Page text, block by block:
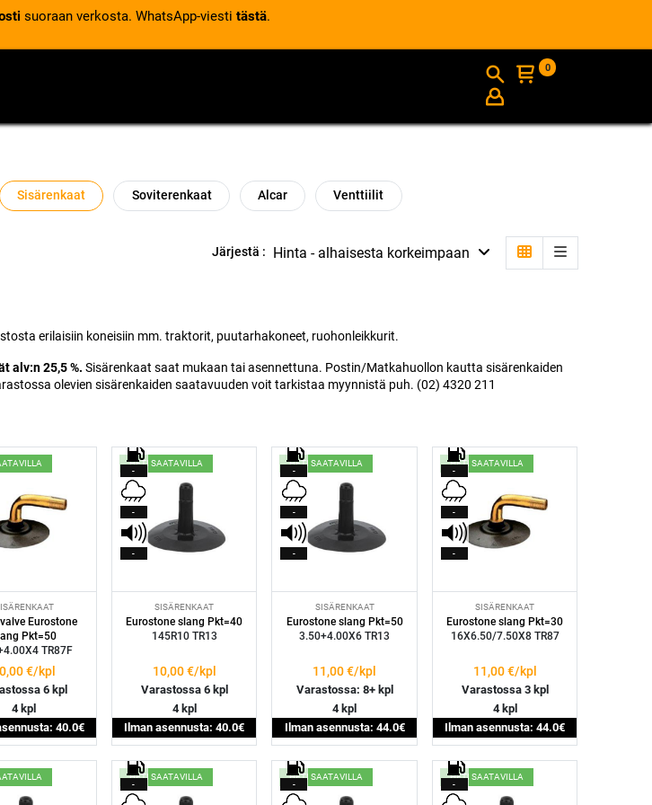
suoraan verkosta. WhatsApp-viesti tästä.
INFO
0
Sisärenkaat Soviterenkaat Alcar Venttiilit
Järjestä : Hinta - alhaisesta korkeimpaan
erilaisiin koneisiin mm. traktorit, puutarhakoneet, ruohonleikkurit.
alv:n 25,5 %. Sisärenkaat saat mukaan tai asennettuna. Postin/Matkahuollon kautta sisärenkaiden
olevien sisärenkaiden saatavuuden voit tarkistaa myynnistä puh. (02) 4320 211
Eurostone
Pkt=50
TR87F
€/kpl
6 kpl
4 kpl
40.0€
HETI SAATAVILLA
-
-
-
SISÄRENKAAT
Eurostone slang Pkt=40
145R10 TR13
10,00€/kpl
Varastossa 6 kpl
4 kpl
Ilman asennusta: 40.0€
HETI SAATAVILLA
-
-
-
SISÄRENKAAT
Eurostone slang Pkt=50
3.50+4.00X6 TR13
11,00€/kpl
Varastossa: 8+ kpl
4 kpl
Ilman asennusta: 44.0€
HETI SAATAVILLA
-
-
-
SISÄRENKAAT
Eurostone slang Pkt=30
16X6.50/7.50X8 TR87
11,00€/kpl
Varastossa 3 kpl
4 kpl
Ilman asennusta: 44.0€
HETI SAATAVILLA
-
HETI SAATAVILLA
-
HETI SAATAVILLA
-